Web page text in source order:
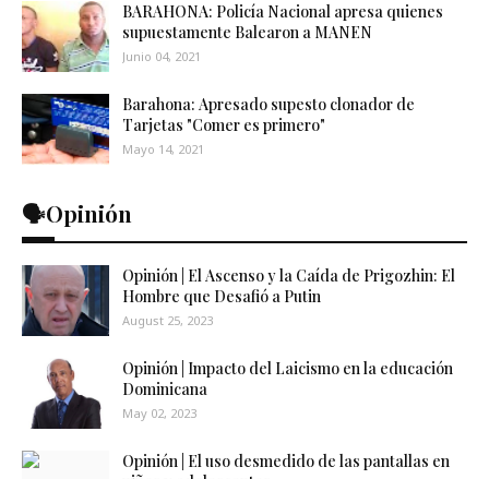
BARAHONA: Policía Nacional apresa quienes
supuestamente Balearon a MANEN
Junio 04, 2021
Barahona: Apresado supesto clonador de
Tarjetas "Comer es primero"
Mayo 14, 2021
🗣️Opinión
Opinión | El Ascenso y la Caída de Prigozhin: El
Hombre que Desafió a Putin
August 25, 2023
Opinión | Impacto del Laicismo en la educación
Dominicana
May 02, 2023
Opinión | El uso desmedido de las pantallas en